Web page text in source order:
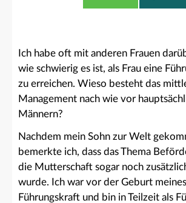
Ich habe oft mit anderen Frauen
wie schwierig es ist, als Frau eine
zu erreichen. Wieso besteht das
Management nach wie vor
Männern?
Nachdem mein Sohn zur Welt
bemerkte ich, dass das Thema
die Mutterschaft sogar noch
wurde. Ich war vor der Geburt
Führungskraft und bin in Teilzeit als